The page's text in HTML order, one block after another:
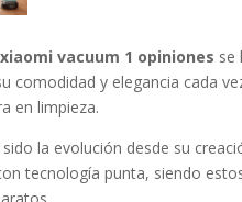
vacuum 1 opiniones se
comodidad y elegancia cada
en limpieza.
la evolución desde su
tecnología punta, siendo